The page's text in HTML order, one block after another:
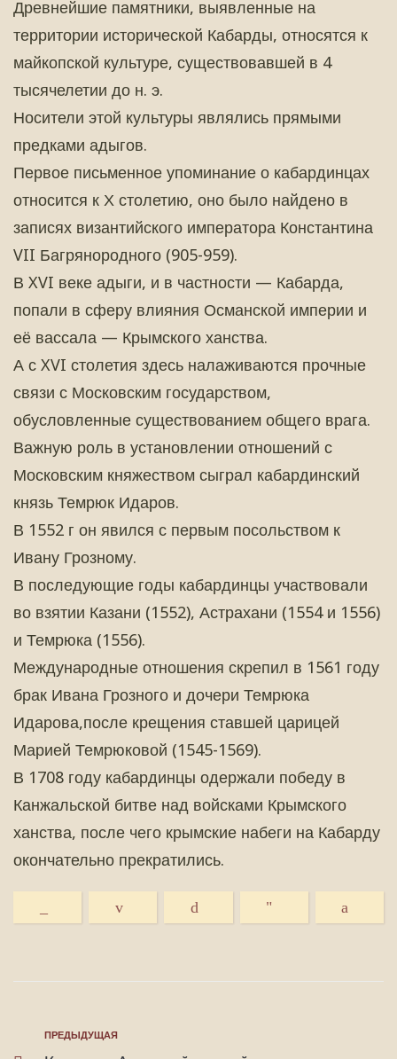
Древнейшие памятники, выявленные на
территории исторической Кабарды, относятся к
майкопской культуре, существовавшей в 4
тысячелетии до н. э.
Носители этой культуры являлись прямыми
предками адыгов.
Первое письменное упоминание о кабардинцах
относится к Х столетию, оно было найдено в
записях византийского императора Константина
VII Багрянородного (905-959).
В XVI веке адыги, и в частности — Кабарда,
попали в сферу влияния Османской империи и
её вассала — Крымского ханства.
А с XVI столетия здесь налаживаются прочные
связи с Московским государством,
обусловленные существованием общего врага.
Важную роль в установлении отношений с
Московским княжеством сыграл кабардинский
князь Темрюк Идаров.
В 1552 г он явился с первым посольством к
Ивану Грозному.
В последующие годы кабардинцы участвовали
во взятии Казани (1552), Астрахани (1554 и 1556)
и Темрюка (1556).
Международные отношения скрепил в 1561 году
брак Ивана Грозного и дочери Темрюка
Идарова,после крещения ставшей царицей
Марией Темрюковой (1545-1569).
В 1708 году кабардинцы одержали победу в
Канжальской битве над войсками Крымского
ханства, после чего крымские набеги на Кабарду
окончательно прекратились.
ПРЕДЫДУЩАЯ